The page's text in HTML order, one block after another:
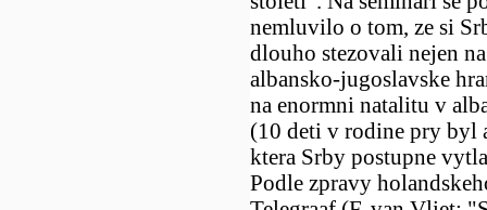
nemluvilo o tom, ze si
dlouho stezovali nejen
albansko-jugoslavske
na enormni natalitu v
(10 deti v rodine pry byl
ktera Srby postupne
Podle zpravy